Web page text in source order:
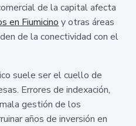
de la capital afecta
en Fiumicino y otras áreas
de la conectividad con el
suele ser el cuello de
Errores de indexación,
gestión de los
años de inversión en